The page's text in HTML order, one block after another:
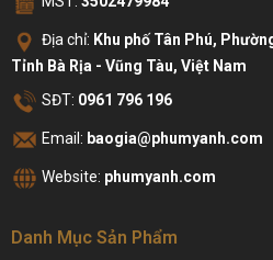
Địa chỉ: Khu phố Tân Phú,
Tỉnh Bà Rịa - Vũng Tàu, Việt Nam
SĐT: 0961 796 196
Email: baogia@phumyanh.com
Website: phumyanh.com
Danh Mục Sản Phẩm